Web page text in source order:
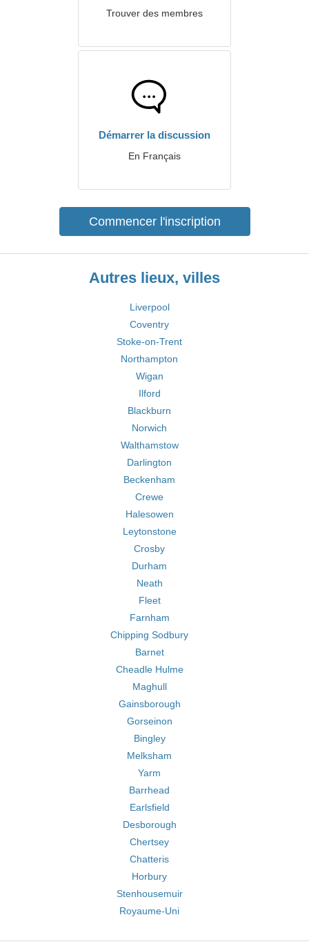
Trouver des membres
Démarrer la discussion
En Français
Commencer l'inscription
Autres lieux, villes
Liverpool
Coventry
Stoke-on-Trent
Northampton
Wigan
Ilford
Blackburn
Norwich
Walthamstow
Darlington
Beckenham
Crewe
Halesowen
Leytonstone
Crosby
Durham
Neath
Fleet
Farnham
Chipping Sodbury
Barnet
Cheadle Hulme
Maghull
Gainsborough
Gorseinon
Bingley
Melksham
Yarm
Barrhead
Earlsfield
Desborough
Chertsey
Chatteris
Horbury
Stenhousemuir
Royaume-Uni